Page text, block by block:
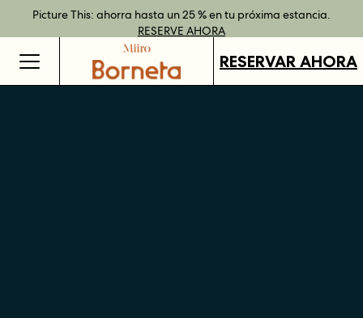
Picture This: ahorra hasta un 25 % en tu próxima estancia.
RESERVE AHORA
Reserva directamente y disfruta de ventajas con nuestras tarifas
flexibles.MÁS INFORMACIÓN
Tarjetas regalo disponibles en todos nuestros destinos.
COMPRAR
Mejor tarifa garantizada al reservar directamenteRESERVE
AHORA
RESERVAR AHORA